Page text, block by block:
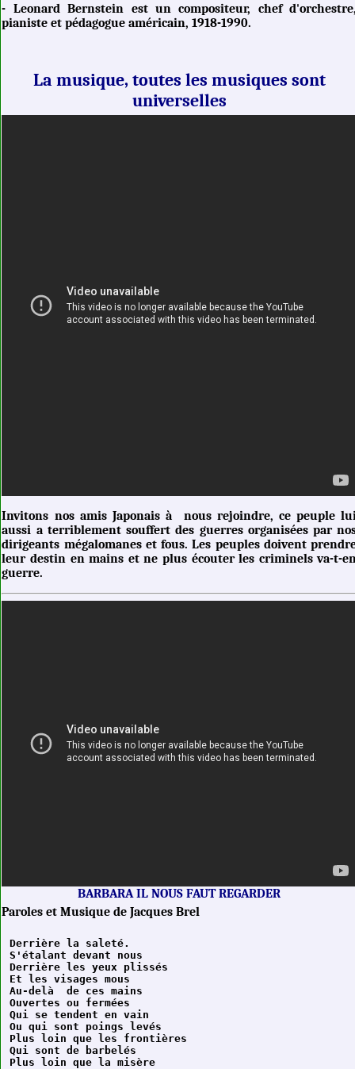
- Leonard Bernstein est un compositeur, chef
pianiste et pédagogue américain, 1918-1990.
La musique, toutes les musiques sont
universelles
Invitons nos amis Japonais à nous rejoindre, ce peuple
aussi a terriblement souffert des guerres organisées par
dirigeants mégalomanes et fous. Les peuples doivent
leur destin en mains et ne plus écouter les criminels va-t-
guerre.
BARBARA IL NOUS FAUT REGARDER
Paroles et Musique de Jacques Brel
Derrière la saleté.
S'étalant devant nous
Derrière les yeux plissés
Et les visages mous
Au-delà  de ces mains
Ouvertes ou fermées
Qui se tendent en vain
Ou qui sont poings levés
Plus loin que les frontières
Qui sont de barbelés
Plus loin que la misère